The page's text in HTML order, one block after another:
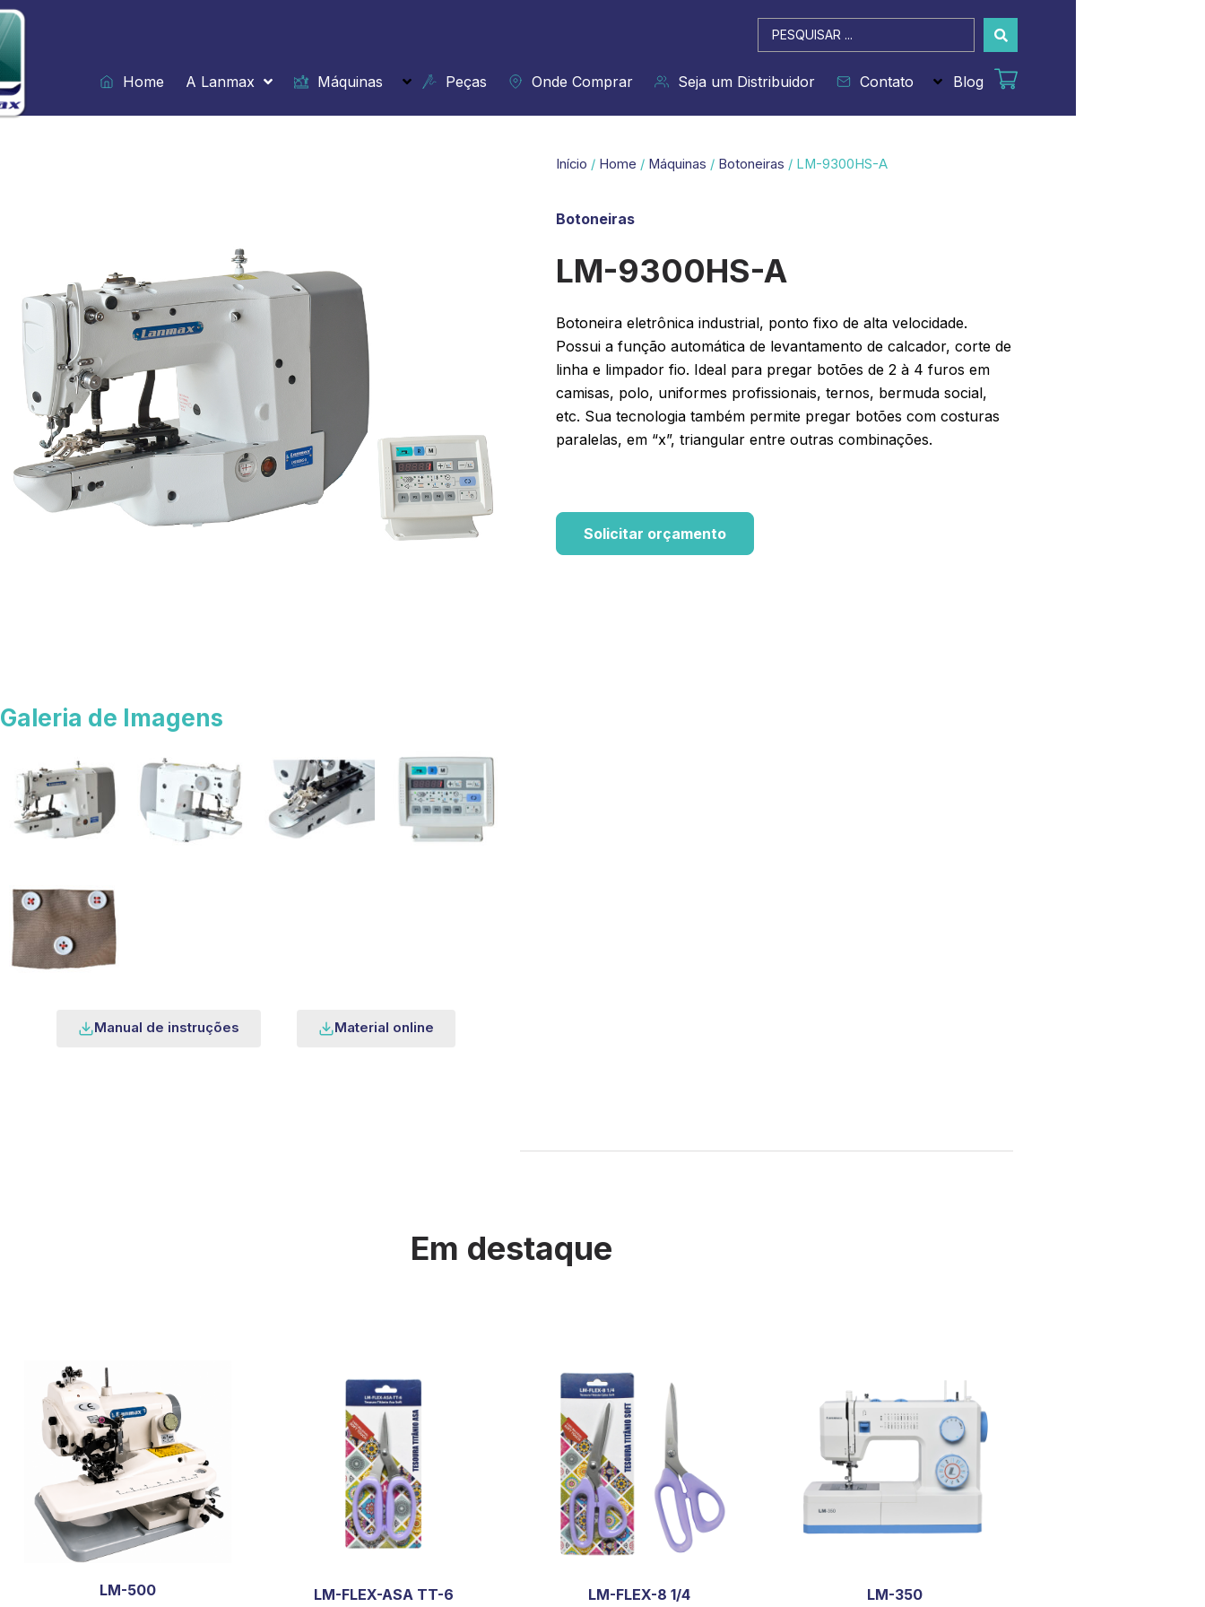
Ir
para
o
conteúdo
Pesquisar
...
Home
A Lanmax Máquinas Peças Onde Comprar Seja um Distribuidor Contato Blog
Galeria de Imagens
Manual de instruções Material online
Início / Home / Máquinas / Botoneiras / LM-9300HS-A
Botoneiras
LM-9300HS-A
Botoneira eletrônica industrial, ponto fixo de alta velocidade.
Possui a função automática de levantamento de calcador, corte de
linha e limpador fio. Ideal para pregar botões de 2 à 4 furos em
camisas, polo, uniformes profissionais, ternos, bermuda social,
etc. Sua tecnologia também permite pregar botões com costuras
paralelas, em “x”, triangular entre outras combinações.
Solicitar orçamento
Em destaque
LM-500 LM-FLEX-ASA TT-6 LM-FLEX-8 1/4 LM-350